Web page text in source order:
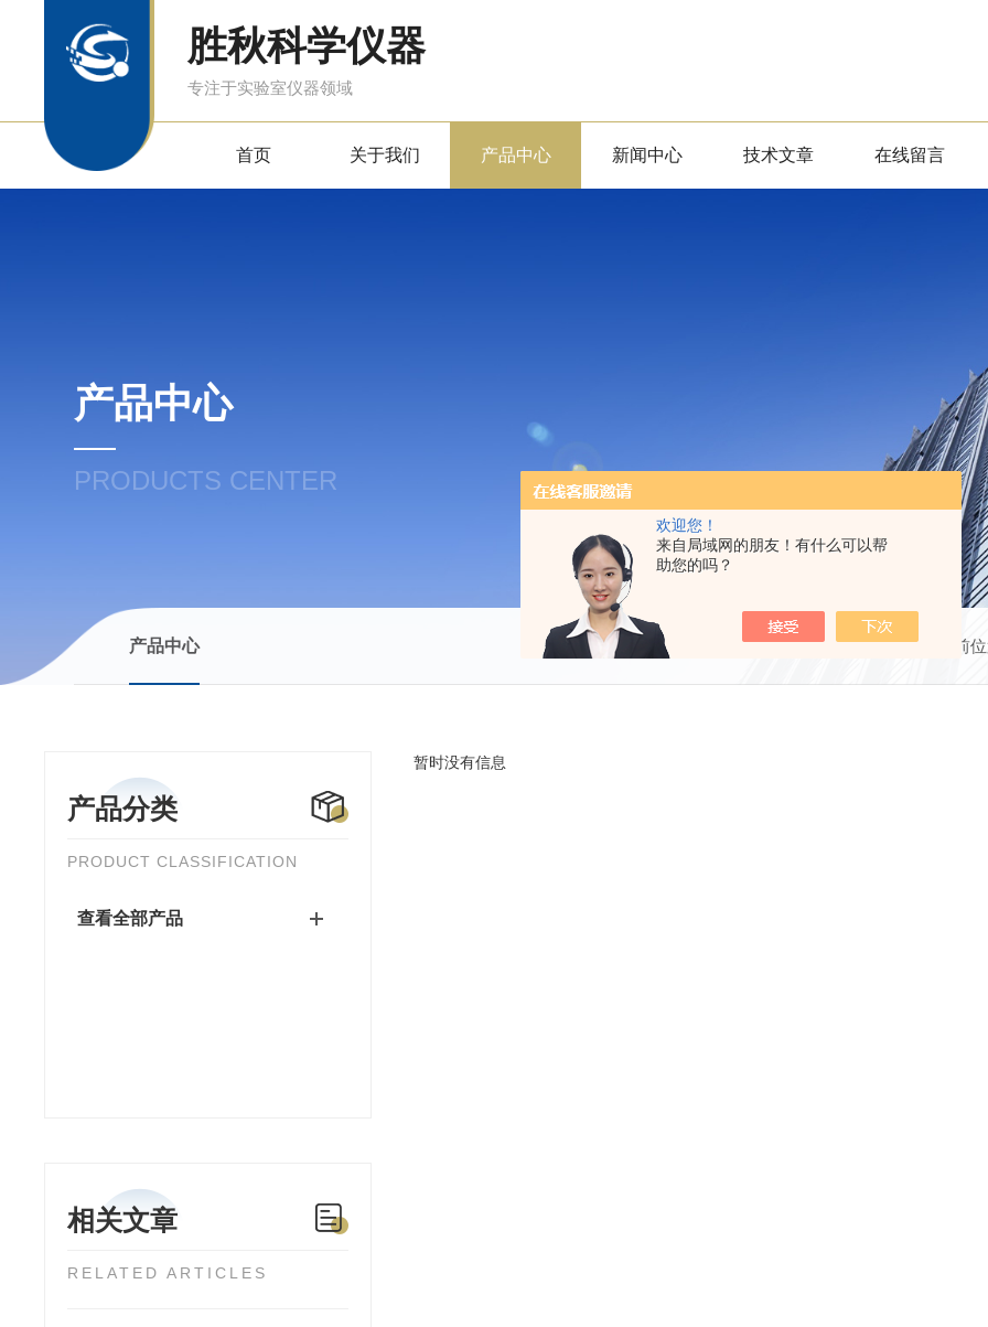
欢迎您！
来自局域网的朋友！有什么可以帮
助您的吗？
胜秋科学仪器
专注于实验室仪器领域
首页 关于我们 产品中心 新闻中心 技术文章 在线留言
产品中心
PRODUCTS CENTER
产品中心 当前
产品分类
PRODUCT CLASSIFICATION
查看全部产品
相关文章
RELATED ARTICLES
暂时没有信息